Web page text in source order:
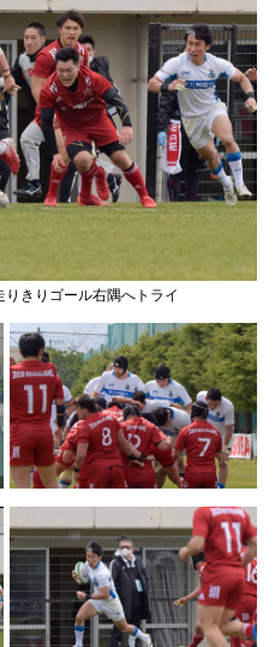
きりゴール右隅へトライ